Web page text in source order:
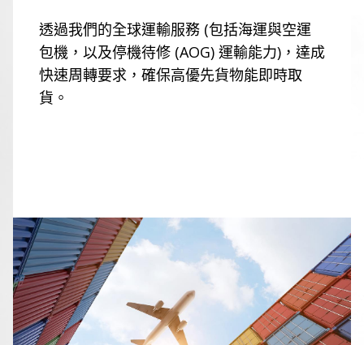
透過我們的全球運輸服務 (包括海運與空運
包機，以及停機待修 (AOG) 運輸能力)，達成
快速周轉要求，確保高優先貨物能即時取
貨。